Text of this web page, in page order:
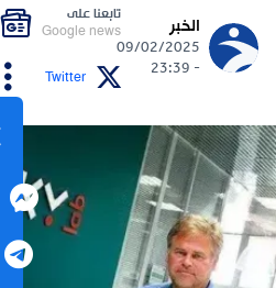
الخبر
09/02/2025
- 23:39
تابعنا على
Google news
Twitter